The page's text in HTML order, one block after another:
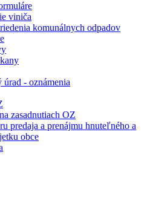
viniča
komunálnych odpadov
úrad - oznámenia
zasadnutiach OZ
predaja a prenájmu hnuteľného a
obce